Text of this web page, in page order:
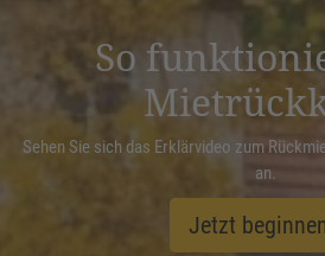
So
Sehen Sie sich das Erklärvideo zum
an.
Jetzt